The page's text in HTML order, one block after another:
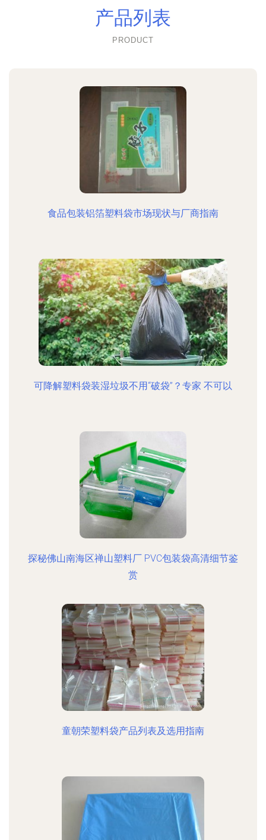
产品列表
PRODUCT
食品包装铝箔塑料袋市场现状与厂商指南
可降解塑料袋装湿垃圾不用“破袋”？专家 不可以
探秘佛山南海区禅山塑料厂 PVC包装袋高清细节鉴
赏
童朝荣塑料袋产品列表及选用指南